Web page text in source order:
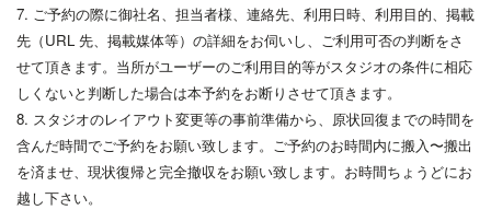
7. ご予約の際に御社名、担当者様、連絡先、利用日時、利用目的、掲載
先（URL 先、掲載媒体等）の詳細をお伺いし、ご利用可否の判断をさ
せて頂きます。当所がユーザーのご利用目的等がスタジオの条件に相応
しくないと判断した場合は本予約をお断りさせて頂きます。
8. スタジオのレイアウト変更等の事前準備から、原状回復までの時間を
含んだ時間でご予約をお願い致します。ご予約のお時間内に搬入〜搬出
を済ませ、現状復帰と完全撤収をお願い致します。お時間ちょうどにお
越し下さい。